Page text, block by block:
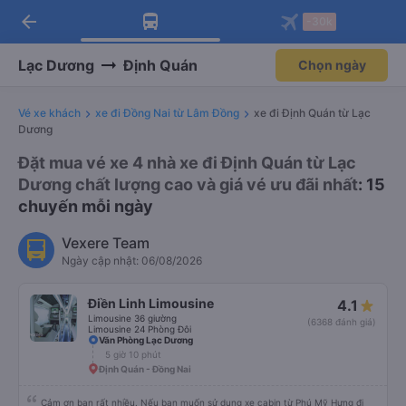
Tải app Vexere ngay!
Nhận ưu đãi thành viên độc
Mở app
Tải app Vexere
-30k/ghế khi đặt vé máy bay qua
Mở app
arrow_back
Lạc Dương Định Quán Chọn ngày
Vé xe khách xe đi Đồng Nai từ Lâm Đồng
xe đi Định Quán từ Lạc
Dương
Đặt mua vé xe 4 nhà xe đi Định Quán từ Lạc
Dương chất lượng cao và giá vé ưu đãi nhất: 15
chuyến mỗi ngày
Vexere Team
Ngày cập nhật: 06/08/2026
Điền Linh Limousine
Limousine 36 giường
Limousine 24 Phòng Đôi
4.1
(6368 đánh giá)
Văn Phòng Lạc Dương
5 giờ 10 phút
Định Quán - Đồng Nai
Cảm ơn bạn rất nhiều. Nếu bạn muốn sử dụng xe cabin từ Phú Mỹ Hưng đi